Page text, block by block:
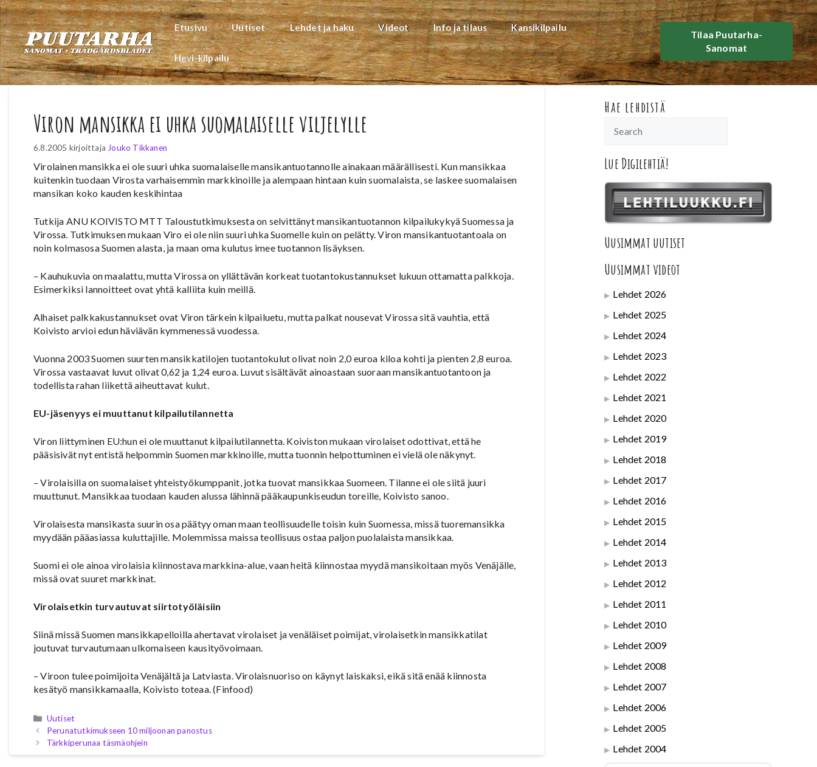
Siirry
sisältöön
Etusivu Uutiset Lehdet ja haku Videot Info ja tilaus Kansikilpailu
Hevi-kilpailu
Tilaa Puutarha-
Sanomat
Viron mansikka ei uhka suomalaiselle viljelylle
6.8.2005 kirjoittaja Jouko Tikkanen
Virolainen mansikka ei ole suuri uhka suomalaiselle mansikantuotannolle ainakaan määrällisesti. Kun mansikkaa
kuitenkin tuodaan Virosta varhaisemmin markkinoille ja alempaan hintaan kuin suomalaista, se laskee suomalaisen
mansikan koko kauden keskihintaa
Tutkija ANU KOIVISTO MTT Taloustutkimuksesta on selvittänyt mansikantuotannon kilpailukykyä Suomessa ja
Virossa. Tutkimuksen mukaan Viro ei ole niin suuri uhka Suomelle kuin on pelätty. Viron mansikantuotantoala on
noin kolmasosa Suomen alasta, ja maan oma kulutus imee tuotannon lisäyksen.
– Kauhukuvia on maalattu, mutta Virossa on yllättävän korkeat tuotantokustannukset lukuun ottamatta palkkoja.
Esimerkiksi lannoitteet ovat yhtä kalliita kuin meillä.
Alhaiset palkkakustannukset ovat Viron tärkein kilpailuetu, mutta palkat nousevat Virossa sitä vauhtia, että
Koivisto arvioi edun häviävän kymmenessä vuodessa.
Vuonna 2003 Suomen suurten mansikkatilojen tuotantokulut olivat noin 2,0 euroa kiloa kohti ja pienten 2,8 euroa.
Virossa vastaavat luvut olivat 0,62 ja 1,24 euroa. Luvut sisältävät ainoastaan suoraan mansikantuotantoon ja
todellista rahan liikettä aiheuttavat kulut.
EU-jäsenyys ei muuttanut kilpailutilannetta
Viron liittyminen EU:hun ei ole muuttanut kilpailutilannetta. Koiviston mukaan virolaiset odottivat, että he
pääsisivät nyt entistä helpommin Suomen markkinoille, mutta tuonnin helpottuminen ei vielä ole näkynyt.
– Virolaisilla on suomalaiset yhteistyökumppanit, jotka tuovat mansikkaa Suomeen. Tilanne ei ole siitä juuri
muuttunut. Mansikkaa tuodaan kauden alussa lähinnä pääkaupunkiseudun toreille, Koivisto sanoo.
Virolaisesta mansikasta suurin osa päätyy oman maan teollisuudelle toisin kuin Suomessa, missä tuoremansikka
myydään pääasiassa kuluttajille. Molemmissa maissa teollisuus ostaa paljon puolalaista mansikkaa.
Suomi ei ole ainoa virolaisia kiinnostava markkina-alue, vaan heitä kiinnostaa myydä mansikoitaan myös Venäjälle,
missä ovat suuret markkinat.
Virolaisetkin turvautuvat siirtotyöläisiin
Siinä missä Suomen mansikkapelloilla ahertavat virolaiset ja venäläiset poimijat, virolaisetkin mansikkatilat
joutuvat turvautumaan ulkomaiseen kausityövoimaan.
– Viroon tulee poimijoita Venäjältä ja Latviasta. Virolaisnuoriso on käynyt laiskaksi, eikä sitä enää kiinnosta
kesätyö mansikkamaalla, Koivisto toteaa. (Finfood)
Kategoriat
Uutiset
Perunatutkimukseen 10 miljoonan panostus
Tärkkiperunaa täsmäohjein
Hae lehdistä
Lue Digilehtiä!
Uusimmat uutiset
Uusimmat videot
Lehdet 2026
Lehdet 2025
Lehdet 2024
Lehdet 2023
Lehdet 2022
Lehdet 2021
Lehdet 2020
Lehdet 2019
Lehdet 2018
Lehdet 2017
Lehdet 2016
Lehdet 2015
Lehdet 2014
Lehdet 2013
Lehdet 2012
Lehdet 2011
Lehdet 2010
Lehdet 2009
Lehdet 2008
Lehdet 2007
Lehdet 2006
Lehdet 2005
Lehdet 2004